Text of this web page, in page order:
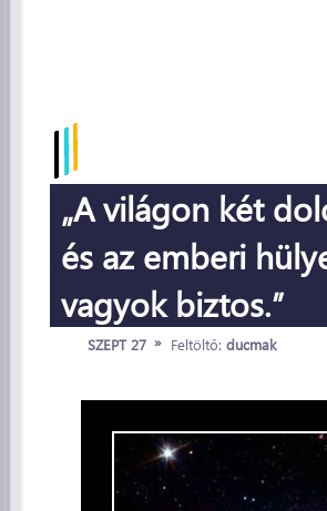
„A világon két
és az emberi
vagyok biztos.”
SZEPT 27 » Feltöltő: ducmak